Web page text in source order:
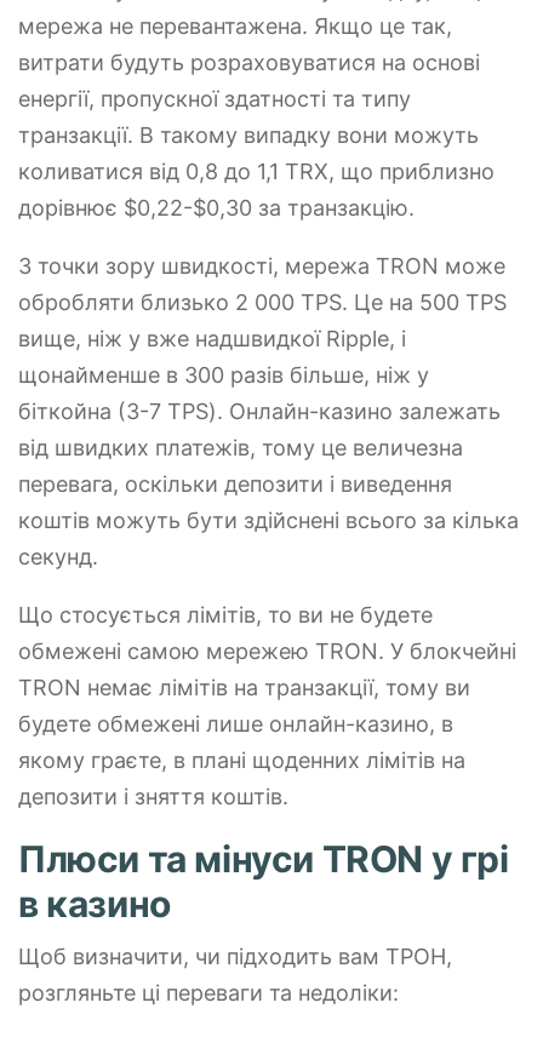
мережа не перевантажена. Якщо це так,
витрати будуть розраховуватися на основі
енергії, пропускної здатності та типу
транзакції. В такому випадку вони можуть
коливатися від 0,8 до 1,1 TRX, що приблизно
дорівнює $0,22-$0,30 за транзакцію.
З точки зору швидкості, мережа TRON може
обробляти близько 2 000 TPS. Це на 500 TPS
вище, ніж у вже надшвидкої Ripple, і
щонайменше в 300 разів більше, ніж у
біткойна (3-7 TPS). Онлайн-казино залежать
від швидких платежів, тому це величезна
перевага, оскільки депозити і виведення
коштів можуть бути здійснені всього за кілька
секунд.
Що стосується лімітів, то ви не будете
обмежені самою мережею TRON. У блокчейні
TRON немає лімітів на транзакції, тому ви
будете обмежені лише онлайн-казино, в
якому граєте, в плані щоденних лімітів на
депозити і зняття коштів.
Плюси та мінуси TRON у грі
в казино
Щоб визначити, чи підходить вам ТРОН,
розгляньте ці переваги та недоліки: